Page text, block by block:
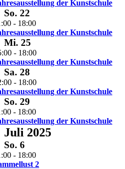
der Kunstschule
So. 22
- 18:00
der Kunstschule
Mi. 25
- 18:00
der Kunstschule
Sa. 28
- 18:00
der Kunstschule
So. 29
- 18:00
der Kunstschule
Juli 2025
So. 6
- 18:00
2